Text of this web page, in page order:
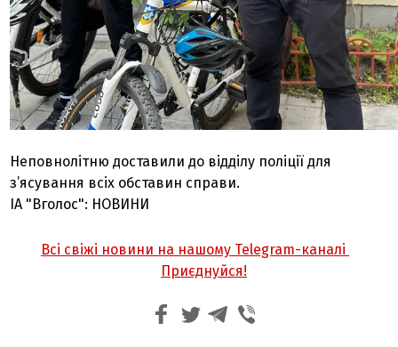
Неповнолітню доставили до відділу поліції для
з’ясування всіх обставин справи.
ІА "Вголос": НОВИНИ
Всі свіжі новини на нашому Telegram-каналі
Приєднуйся!